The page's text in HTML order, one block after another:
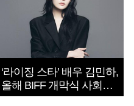
‘라이징 스타’ 배우 김민하,
올해 BIFF 개막식 사회자
확정